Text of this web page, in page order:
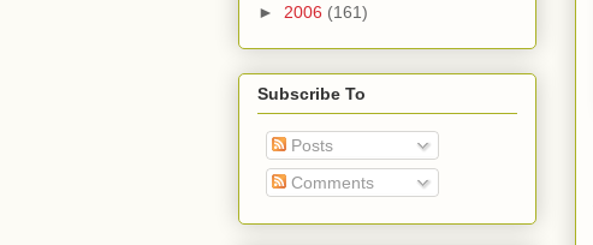
► 2006 (161)
Subscribe To
Posts
Comments